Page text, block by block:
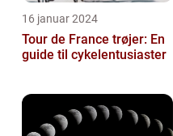
16 januar 2024
Tour de France trøjer: En
guide til cykelentusiaster